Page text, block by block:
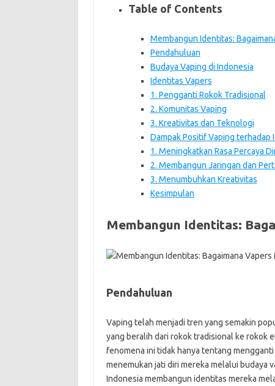
Table of Contents
Membangun Identitas:
Pendahuluan
Budaya Vaping di Indonesia
Identitas Vapers
1. Pengganti Rokok Tradisional
2. Komunitas Vaping
3. Kreativitas dan Teknologi
Dampak Positif Vaping terhadap
1. Meningkatkan Rasa Percaya
2. Membangun Jaringan dan
3. Menumbuhkan Kreativitas
Kesimpulan
Membangun Identitas:
Pendahuluan
Vaping telah menjadi tren yang semakin
yang beralih dari rokok tradisional ke rokok
fenomena ini tidak hanya tentang
menemukan jati diri mereka melalui budaya
Indonesia membangun identitas mereka